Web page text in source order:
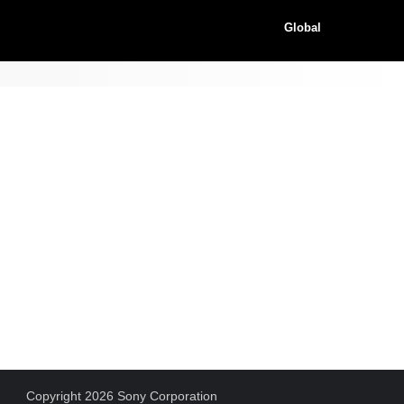
Global
Copyright 2026 Sony Corporation